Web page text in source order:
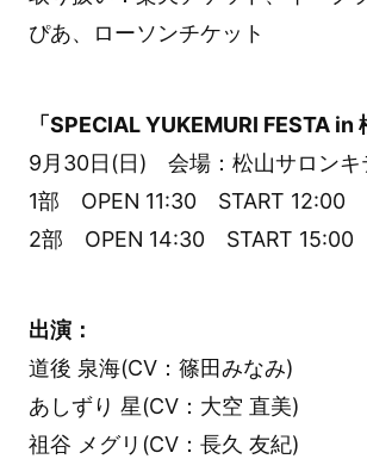
ぴあ、ローソンチケット
「SPECIAL YUKEMURI FESTA in
9月30日(日) 会場：松山サロンキ
1部 OPEN 11:30 START 12:00
2部 OPEN 14:30 START 15:00
出演：
道後 泉海(CV：篠田みなみ)
あしずり 星(CV：大空 直美)
祖谷 メグリ(CV：長久 友紀)